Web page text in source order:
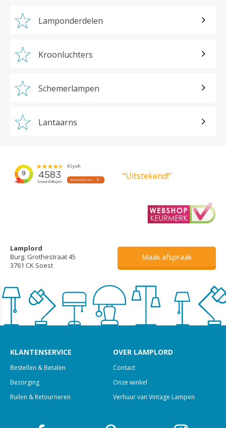
Lamponderdelen
Kroonluchters
Schemerlampen
Lantaarns
“Uitstekend!”
Lamplord
Burg. Grothestraat 45
3761 CK Soest
Maak afspraak
KLANTENSERVICE
Bestellen & Betalen
Bezorging
Ruilen & Retourneren
OVER LAMPLORD
Contact
Onze winkel
Verhuur van Vintage Lampen